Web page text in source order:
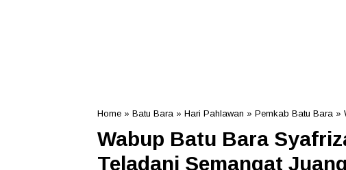
Home » Batu Bara » Hari Pahlawan » Pemkab Batu Bara »
Wabup Batu Bara
Teladani Semangat